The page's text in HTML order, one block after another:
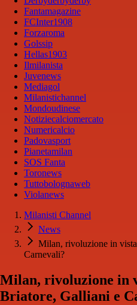
Fantamagazine
FCInter1908
Forzaroma
Golssip
Hellas1903
Ilmilanista
Juvenews
Mediagol
Milanistichannel
Mondoudinese
Notiziecalciomercato
Numericalcio
Padovasport
Pianetamilan
SOS Fanta
Toronews
Tuttobolognaweb
Violanews
Milanisti Channel
News
Milan, rivoluzione in
Carnevali?
Milan, rivoluzione in
Briatore, Galliani e